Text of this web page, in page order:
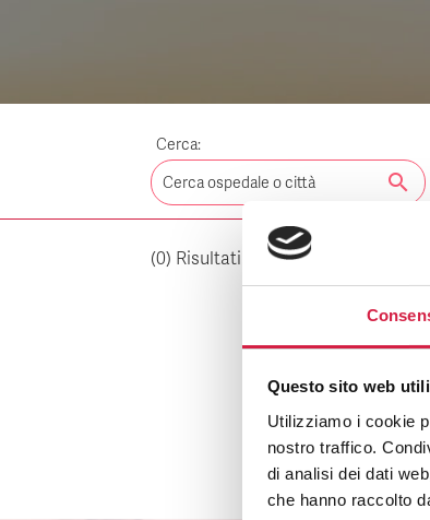
Questo sito web
Utilizziamo i cookie
nostro traffico.
di analisi dei dati
che hanno raccolto
Cerca:
search
(0) Risultati per: